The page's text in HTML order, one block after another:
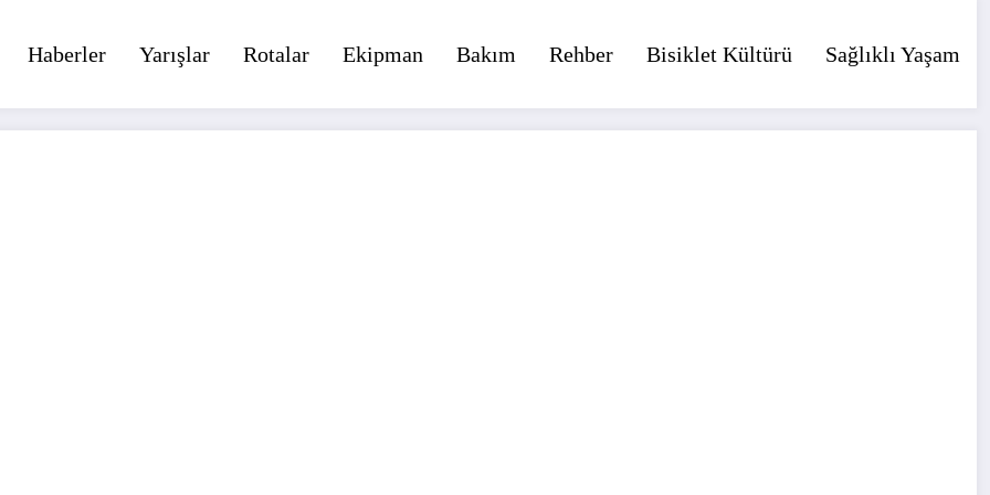
Haberler Yarışlar Rotalar Ekipman Bakım Rehber Bisiklet Kültürü Sağlıklı Yaşam